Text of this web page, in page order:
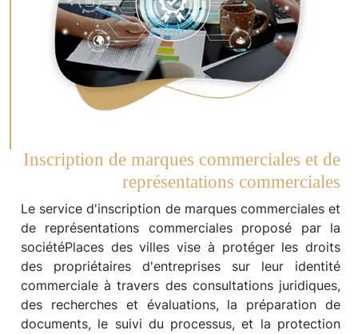
Inscription de marques commerciales et de
représentations commerciales
Le service d'inscription de marques commerciales et
de représentations commerciales proposé par la
sociétéPlaces des villes vise à protéger les droits
des propriétaires d'entreprises sur leur identité
commerciale à travers des consultations juridiques,
des recherches et évaluations, la préparation de
documents, le suivi du processus, et la protection